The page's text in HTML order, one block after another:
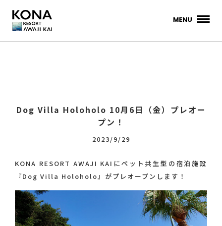
Dog Villa Holoholo 10月6日（金）プレオー
プン！
2023/9/29
KONA RESORT AWAJI KAIにペット共生型の宿泊施設
『Dog Villa Holoholo』がプレオープンします！
MENU